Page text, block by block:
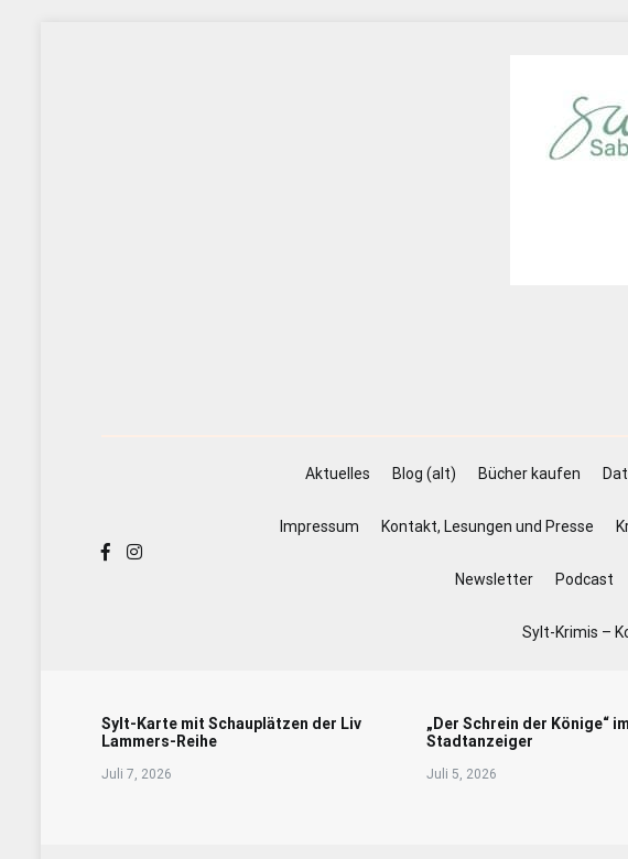
Aktuelles Blog (alt) Bücher kaufen
Impressum Kontakt, Lesungen und Presse
Newsletter Podcast
Sylt-Krimis –
Sylt-Karte mit Schauplätzen der Liv
Lammers-Reihe
Juli 7, 2026
„Der Schrein der Könige“
Stadtanzeiger
Juli 5, 2026